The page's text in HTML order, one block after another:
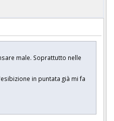
male. Soprattutto nelle
in puntata già mi fa